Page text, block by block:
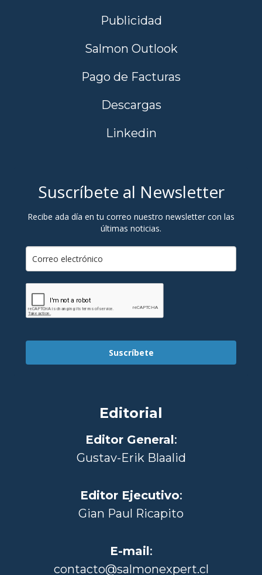
Publicidad
Salmon Outlook
Pago de Facturas
Descargas
Linkedin
Suscríbete al Newsletter
Recibe ada día en tu correo nuestro newsletter con las
últimas noticias.
Suscríbete
Editorial
Editor General:
Gustav-Erik Blaalid
Editor Ejecutivo:
Gian Paul Ricapito
E-mail:
contacto@salmonexpert.cl